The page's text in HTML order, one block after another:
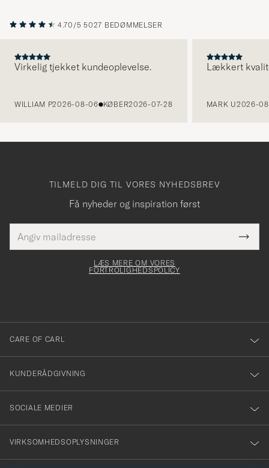
4.70/5 5027 BEDØMMELSER
Virkelig tjekket kundeoplevelse.
WILLIAM P2026-08-06 KØBER2026-07-28
Lækkert
MARK U2026-
TILMELD DIG TIL VORES NYHEDSBREV
Få nyheder og inspiration først
mailadresse
skal
Tack
för
dig
till
vårt
nyhetsbrev!
LÆS MERE OM VORES
FORTROLIGHEDSPOLICY
CARE OF CARL
KUNDERÅDGIVNING
SOCIALE MEDIER
VIRKSOMHEDSOPLYSNINGER